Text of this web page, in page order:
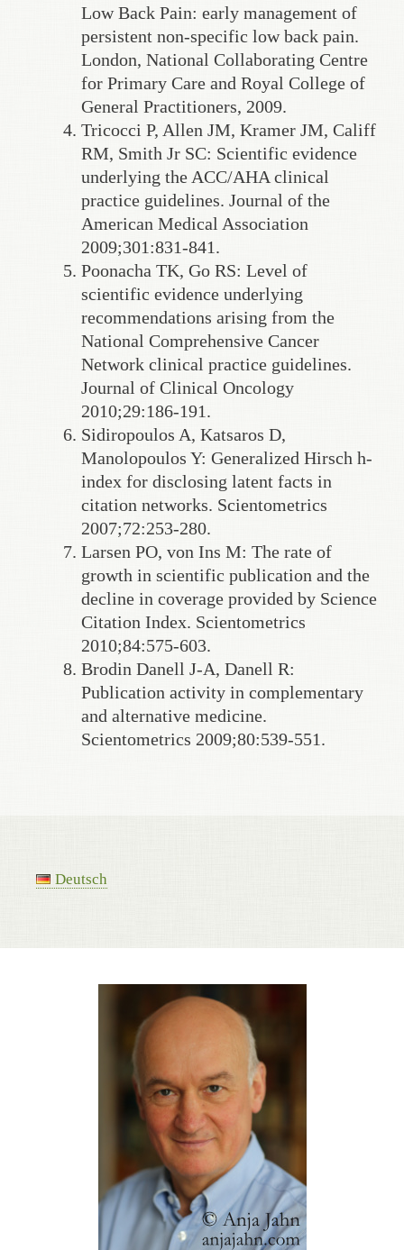
Low Back Pain: early management of
persistent non-specific low back pain.
London, National Collaborating Centre
for Primary Care and Royal College of
General Practitioners, 2009.
Tricocci P, Allen JM, Kramer JM, Califf
RM, Smith Jr SC: Scientific evidence
underlying the ACC/AHA clinical
practice guidelines. Journal of the
American Medical Association
2009;301:831-841.
Poonacha TK, Go RS: Level of
scientific evidence underlying
recommendations arising from the
National Comprehensive Cancer
Network clinical practice guidelines.
Journal of Clinical Oncology
2010;29:186-191.
Sidiropoulos A, Katsaros D,
Manolopoulos Y: Generalized Hirsch h-
index for disclosing latent facts in
citation networks. Scientometrics
2007;72:253-280.
Larsen PO, von Ins M: The rate of
growth in scientific publication and the
decline in coverage provided by Science
Citation Index. Scientometrics
2010;84:575-603.
Brodin Danell J-A, Danell R:
Publication activity in complementary
and alternative medicine.
Scientometrics 2009;80:539-551.
Deutsch